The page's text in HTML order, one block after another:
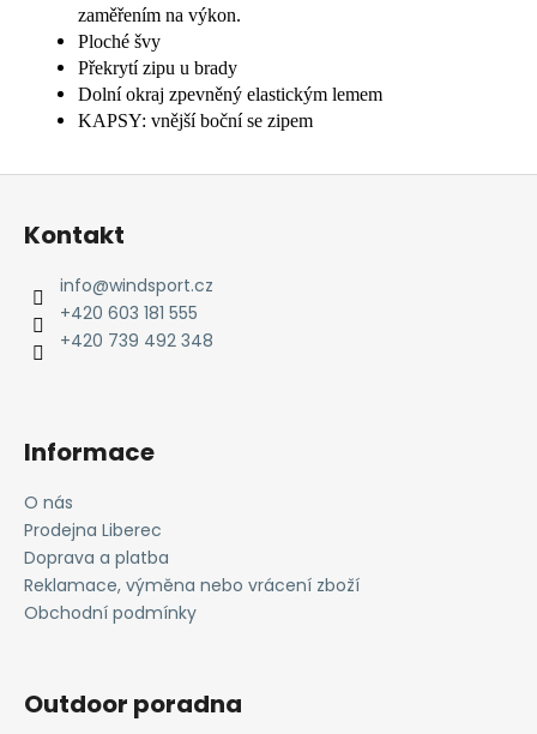
zaměřením na výkon.
Ploché švy
Překrytí zipu u brady
Dolní okraj zpevněný elastickým lemem
KAPSY: vnější boční se zipem
Z
Kontakt
info@windsport.cz
+420 603 181 555
+420 739 492 348
Informace
O nás
Prodejna Liberec
Doprava a platba
Reklamace, výměna nebo vrácení zboží
Obchodní podmínky
Outdoor poradna